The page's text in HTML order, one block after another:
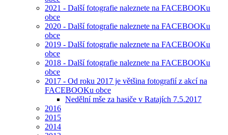
2021 - Další fotografie naleznete na FACEBOOKu
obce
2020 - Další fotografie naleznete na FACEBOOKu
obce
2019 - Další fotografie naleznete na FACEBOOKu
obce
2018 - Další fotografie naleznete na FACEBOOKu
obce
2017 - Od roku 2017 je většina fotografií z akcí na
FACEBOOKu obce
Nedělní mše za hasiče v Ratajích 7.5.2017
2016
2015
2014